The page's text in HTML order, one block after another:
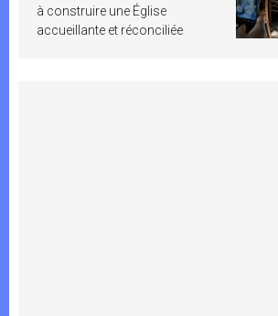
à construire une Église
accueillante et réconciliée